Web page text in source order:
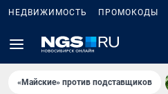
НЕДВИЖИМОСТЬ ПРОМОКОДЫ
«Майские» против подставщиков